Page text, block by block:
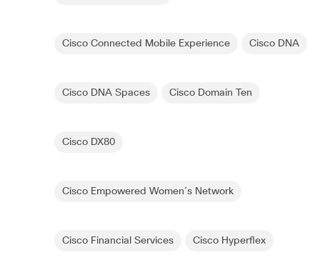
Cisco Connected Mobile Experience Cisco DNA
Cisco DNA Spaces Cisco Domain Ten
Cisco DX80
Cisco Empowered Women´s Network
Cisco Financial Services Cisco Hyperflex